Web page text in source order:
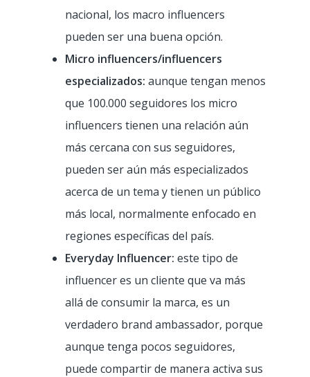
nacional, los macro influencers
pueden ser una buena opción.
Micro influencers/influencers
especializados: aunque tengan menos
que 100.000 seguidores los micro
influencers tienen una relación aún
más cercana con sus seguidores,
pueden ser aún más especializados
acerca de un tema y tienen un público
más local, normalmente enfocado en
regiones específicas del país.
Everyday Influencer: este tipo de
influencer es un cliente que va más
allá de consumir la marca, es un
verdadero brand ambassador, porque
aunque tenga pocos seguidores,
puede compartir de manera activa sus